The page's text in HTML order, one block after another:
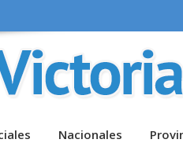
Nacionales